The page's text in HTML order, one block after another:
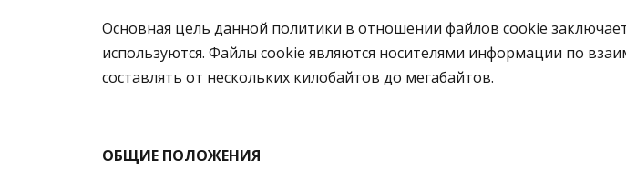
Основная цель данной политики в отношении файлов cookie
используются. Файлы cookie являются носителями информации по
составлять от нескольких килобайтов до мегабайтов.
ОБЩИЕ ПОЛОЖЕНИЯ